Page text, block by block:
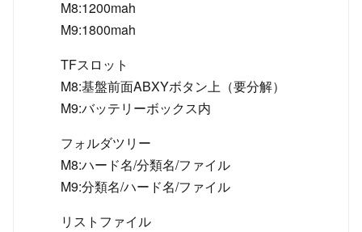
M8:1200mah
M9:1800mah
TFスロット
M8:基盤前面ABXYボタン上（要分解）
M9:バッテリーボックス内
フォルダツリー
M8:ハード名/分類名/ファイル
M9:分類名/ハード名/ファイル
リストファイル